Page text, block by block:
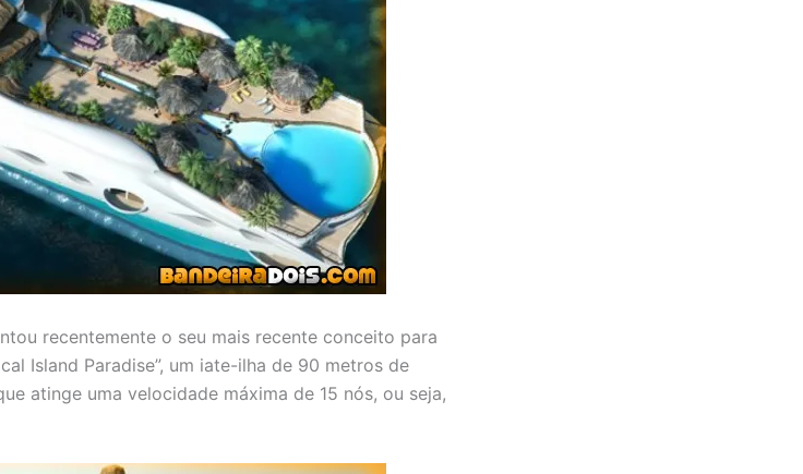
recentemente o seu mais recente conceito para
Island Paradise”, um iate-ilha de 90 metros de
atinge uma velocidade máxima de 15 nós, ou seja,